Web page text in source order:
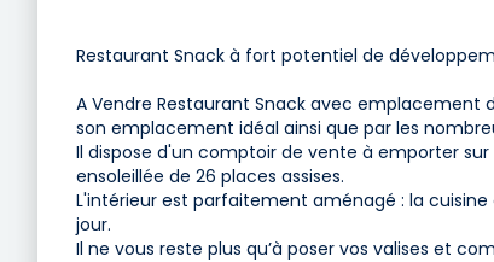
Restaurant Snack à fort potentiel de
A Vendre Restaurant Snack avec emplacement
son emplacement idéal ainsi que par les
Il dispose d'un comptoir de vente à emporter
ensoleillée de 26 places assises.
L'intérieur est parfaitement aménagé : la
jour.
Il ne vous reste plus qu’à poser vos valises et